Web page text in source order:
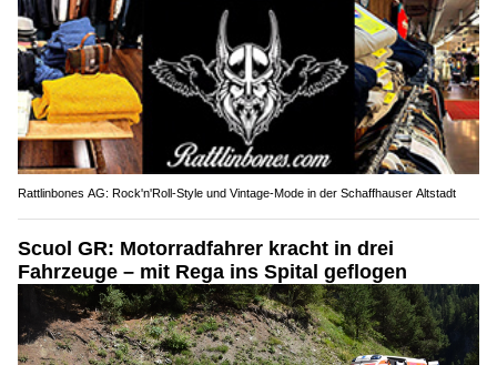
Rattlinbones AG: Rock'n'Roll-Style und Vintage-Mode in der Schaffhauser Altstadt
Scuol GR: Motorradfahrer kracht in drei
Fahrzeuge – mit Rega ins Spital geflogen